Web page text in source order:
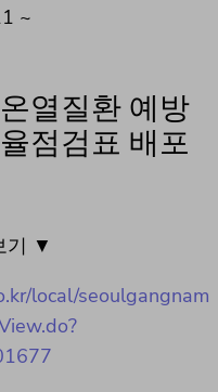
~
열질환 예방
점검표 배포
기 ▼
local/seoulgangnam